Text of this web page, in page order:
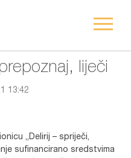
liječi
13:42
„Delirij – spriječi,
sufinancirano sredstvima